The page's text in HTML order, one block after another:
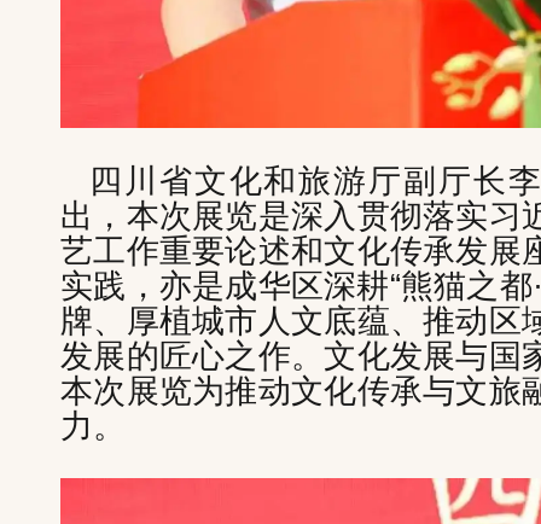
四川省文化和旅游厅副厅长
出，本次展览是深入贯彻落实习
艺工作重要论述和文化传承发展
实践，亦是成华区深耕“熊猫之都
牌、厚植城市人文底蕴、推动区
发展的匠心之作。文化发展与国
本次展览为推动文化传承与文旅
力。